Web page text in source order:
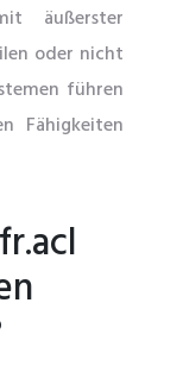
äußerster
oder nicht
führen
Fähigkeiten